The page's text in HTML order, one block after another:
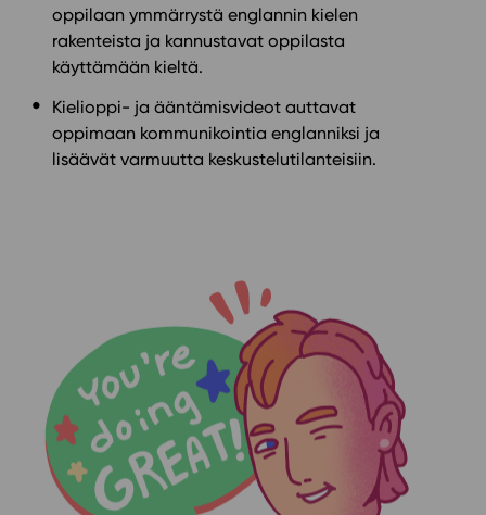
oppilaan ymmärrystä englannin kielen
rakenteista ja kannustavat oppilasta
käyttämään kieltä.
Kielioppi- ja ääntämisvideot auttavat
oppimaan kommunikointia englanniksi ja
lisäävät varmuutta keskustelutilanteisiin.